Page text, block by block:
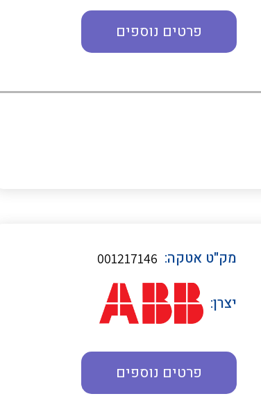
כבלי תקשורת ובקרה
ציוד מודולרי
מדי מתח
פרטים נוספים
מק"ט אטקה: 001217146
יצרן:
פרטים נוספים